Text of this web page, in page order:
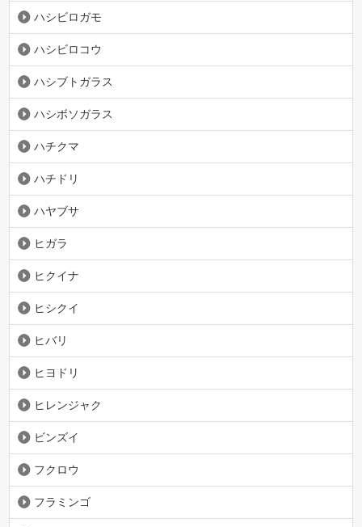
ハシビロガモ
ハシビロコウ
ハシブトガラス
ハシボソガラス
ハチクマ
ハチドリ
ハヤブサ
ヒガラ
ヒクイナ
ヒシクイ
ヒバリ
ヒヨドリ
ヒレンジャク
ビンズイ
フクロウ
フラミンゴ